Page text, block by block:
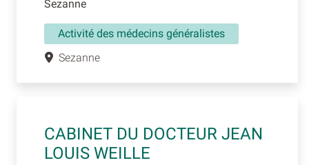
Sezanne
Activité des médecins généralistes
Sezanne
CABINET DU DOCTEUR JEAN
LOUIS WEILLE